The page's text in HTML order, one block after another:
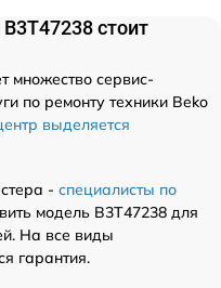
стоит
множество сервис-
по ремонту техники Beko
выделяется
- специалисты по
модель B3T47238 для
На все виды
гарантия.